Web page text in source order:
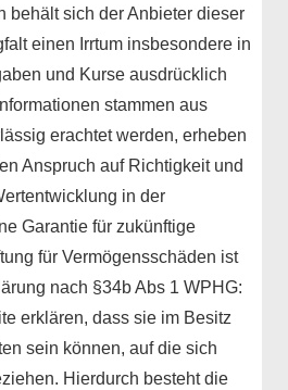
behält sich der Anbieter dieser
einen Irrtum insbesondere in
und Kurse ausdrücklich
stammen aus
erachtet werden, erheben
Anspruch auf Richtigkeit und
in der
Garantie für zukünftige
für Vermögensschäden ist
nach §34b Abs 1 WPHG:
erklären, dass sie im Besitz
sein können, auf die sich
Hierdurch besteht die